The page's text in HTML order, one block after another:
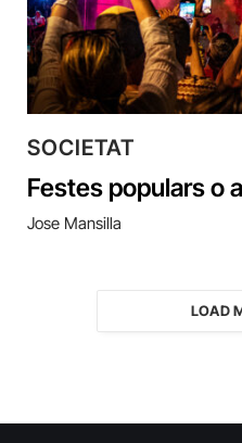
SOCIETAT
Festes populars o
Jose Mansilla
LOAD